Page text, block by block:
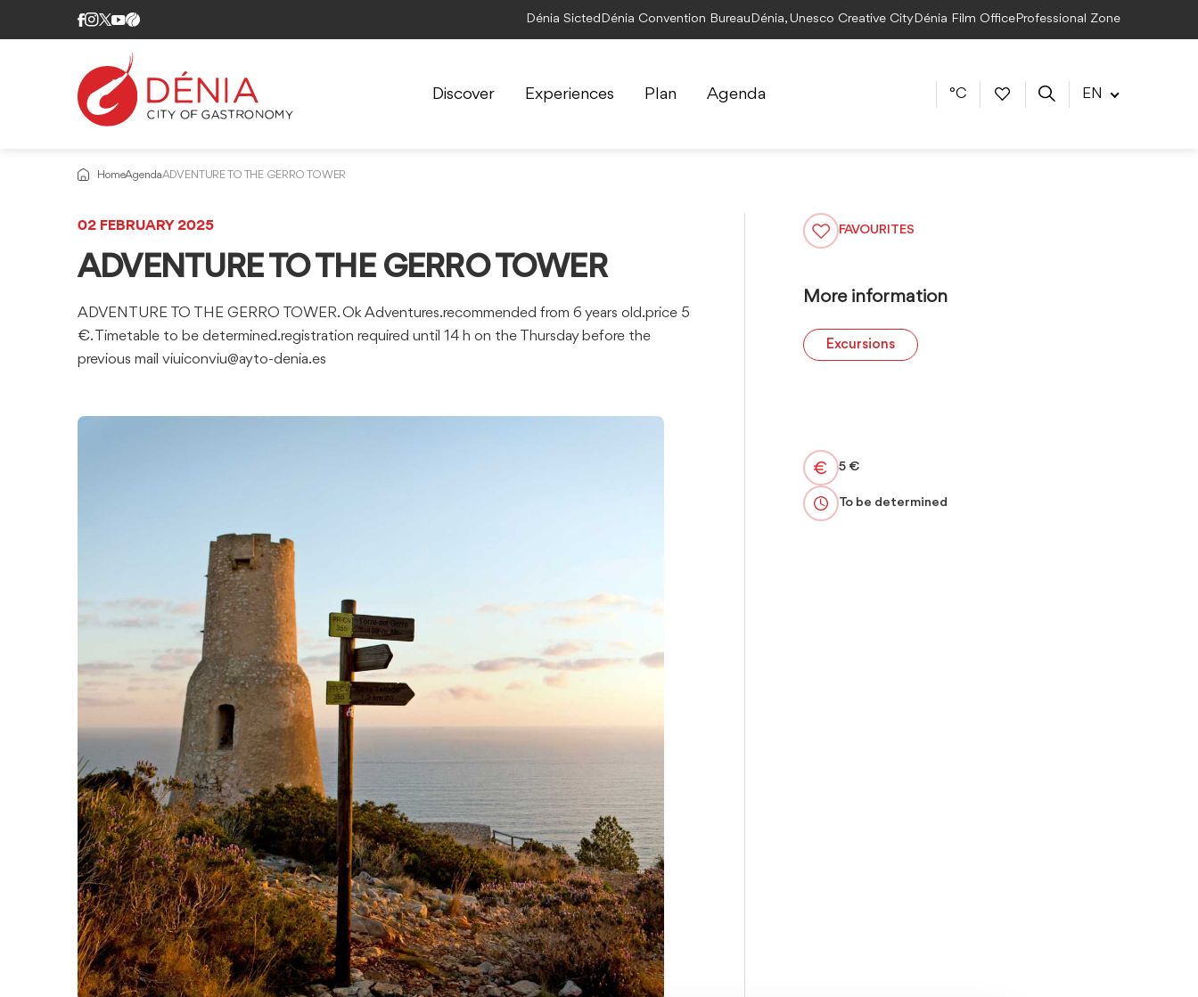
Dénia Sicted Dénia Convention Bureau Dénia, Unesco Creative CityDénia Film OfficeProfessional Zone
Discover Experiences Plan Agenda °C EN
HomeAgendaADVENTURE TO THE GERRO TOWER
02 FEBRUARY 2025
ADVENTURE TO THE GERRO TOWER
ADVENTURE TO THE GERRO TOWER. Ok Adventures.recommended from 6 years old.price 5
€. Timetable to be determined.registration required until 14 h on the Thursday before the
previous mail viuiconviu@ayto-denia.es
FAVOURITES
More information
Excursions
5 €
To be determined